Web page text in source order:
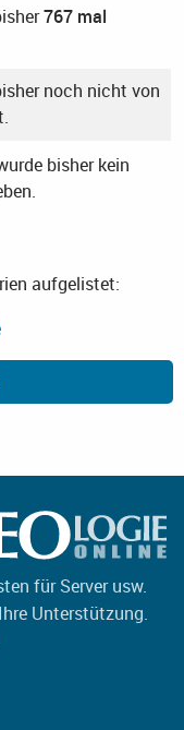
767 mal
noch nicht von
bisher kein
aufgelistet:
für Server usw.
Unterstützung.